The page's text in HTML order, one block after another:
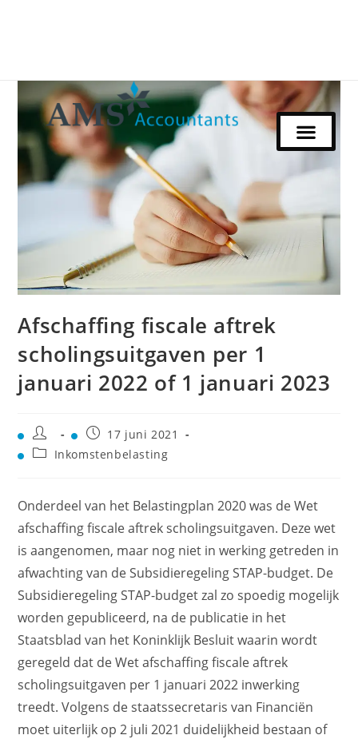
Afschaffing fiscale aftrek
scholingsuitgaven per 1
januari 2022 of 1 januari 2023
17 juni 2021
Inkomstenbelasting
Onderdeel van het Belastingplan 2020 was de Wet
afschaffing fiscale aftrek scholingsuitgaven. Deze wet
is aangenomen, maar nog niet in werking getreden in
afwachting van de Subsidieregeling STAP-budget. De
Subsidieregeling STAP-budget zal zo spoedig mogelijk
worden gepubliceerd, na de publicatie in het
Staatsblad van het Koninklijk Besluit waarin wordt
geregeld dat de Wet afschaffing fiscale aftrek
scholingsuitgaven per 1 januari 2022 inwerking
treedt. Volgens de staatssecretaris van Financiën
moet uiterlijk op 2 juli 2021 duidelijkheid bestaan of